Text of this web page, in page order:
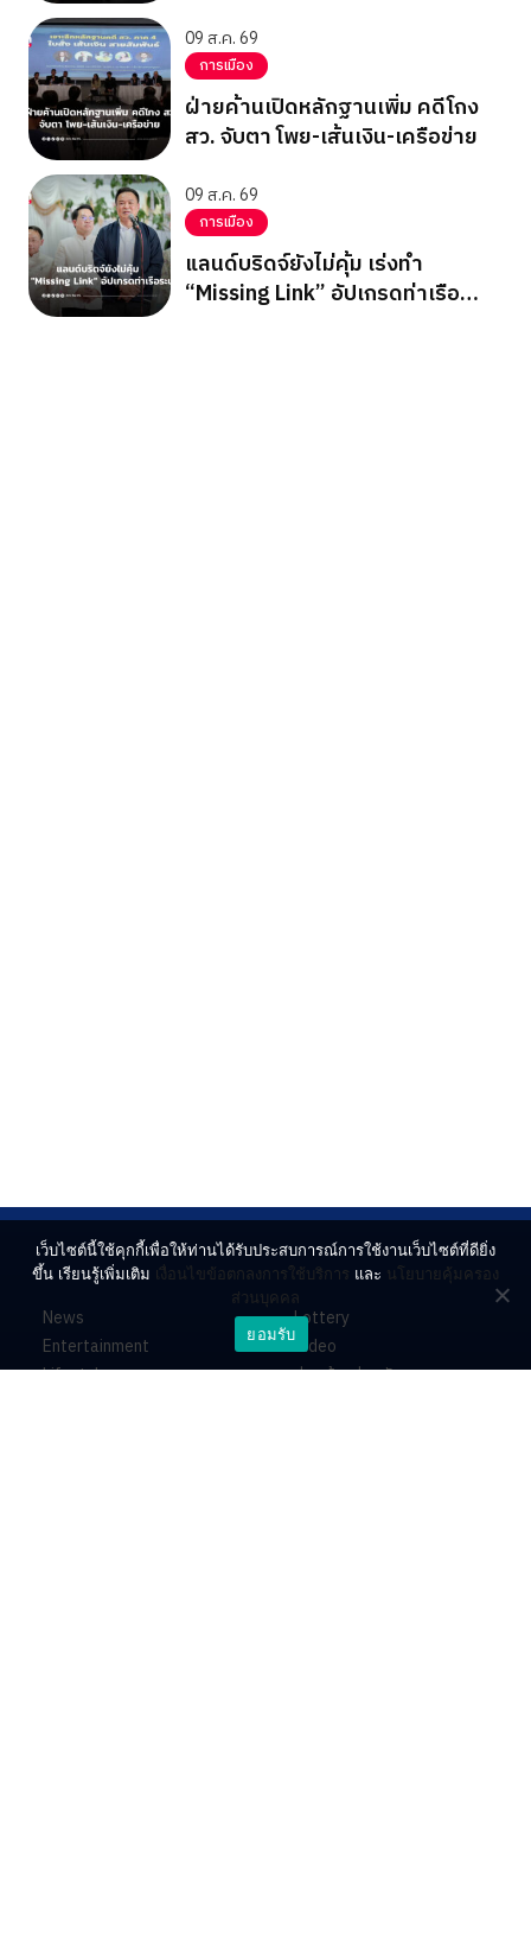
09 ส.ค. 69
การเมือง
ฝ่ายค้านเปิดหลักฐานเพิ่ม คดีโกง
สว. จับตา โพย-เส้นเงิน-เครือข่าย
09 ส.ค. 69
การเมือง
แลนด์บริดจ์ยังไม่คุ้ม เร่งทำ
“Missing Link” อัปเกรดท่าเรือ
News
Entertainment
Lifestyle
Lottery
Video
ร่วมด้วยช่วยกัน
เว็บไซต์นี้ใช้คุกกี้เพื่อให้ท่านได้รับประสบการณ์การใช้งานเว็บไซต์ที่ดียิ่ง
ขึ้น เรียนรู้เพิ่มเติม เงื่อนไขข้อตกลงการใช้บริการ และ นโยบายคุ้มครอง
ส่วนบุคคล
ยอมรับ